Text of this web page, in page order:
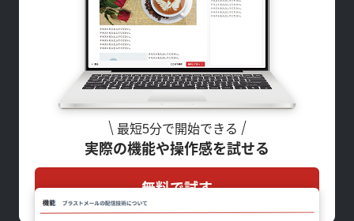
最短5分で開始できる
実際の機能や操作感を試せる
無料で試す